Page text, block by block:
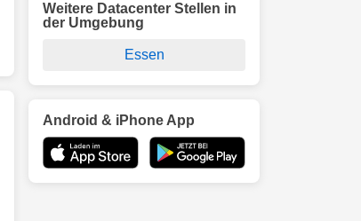
Weitere Datacenter Stellen in
der Umgebung
Essen
Android & iPhone App